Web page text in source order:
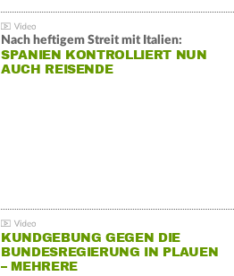
Nach heftigem Streit mit Italien:
SPANIEN KONTROLLIERT NUN
AUCH REISENDE
KUNDGEBUNG GEGEN DIE
BUNDESREGIERUNG IN PLAUEN
– MEHRERE